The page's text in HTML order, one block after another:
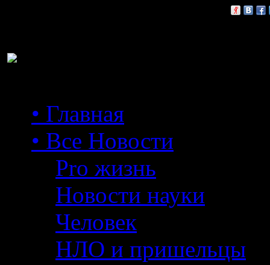
• Главная
• Все Новости
Pro жизнь
Новости науки
Человек
НЛО и пришельцы